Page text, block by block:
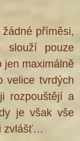
příměsi,
slouží pouze
jen maximálně
velice tvrdých
rozpouštějí a
je však vše
zvlášť…